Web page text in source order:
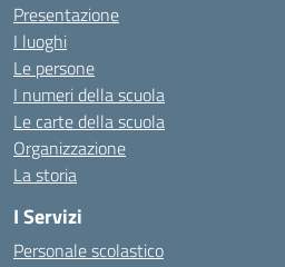
Presentazione
I luoghi
Le persone
I numeri della scuola
Le carte della scuola
Organizzazione
La storia
I Servizi
Personale scolastico